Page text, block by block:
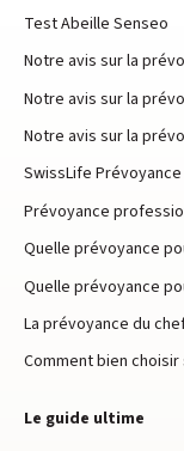
Test Abeille Senseo
Notre avis sur la
Notre avis sur la
Notre avis sur la
SwissLife
Prévoyance
Quelle prévoyance
Quelle prévoyance
La prévoyance du
Comment bien choisir
Le guide ultime